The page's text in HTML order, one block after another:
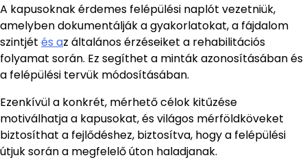
A kapusoknak érdemes felépülési naplót vezetniük,
amelyben dokumentálják a gyakorlatokat, a fájdalom
szintjét és az általános érzéseiket a rehabilitációs
folyamat során. Ez segíthet a minták azonosításában és
a felépülési tervük módosításában.
Ezenkívül a konkrét, mérhető célok kitűzése
motiválhatja a kapusokat, és világos mérföldköveket
biztosíthat a fejlődéshez, biztosítva, hogy a felépülési
útjuk során a megfelelő úton haladjanak.